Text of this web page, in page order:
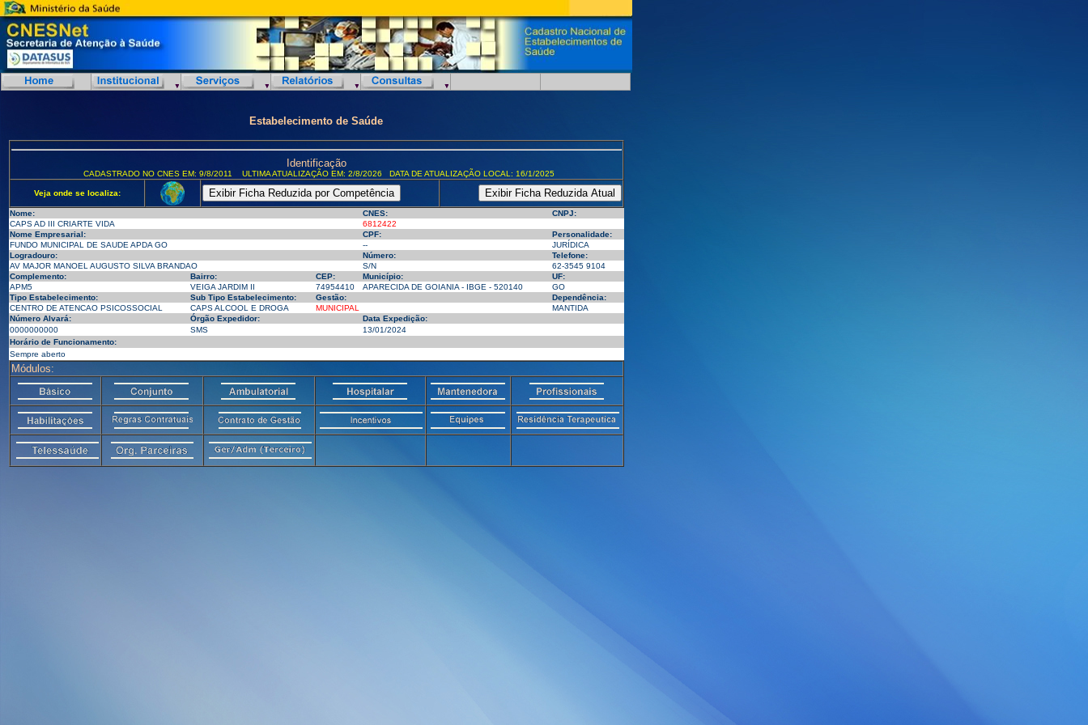
Estabelecimento de Saúde
Identificação
CADASTRADO NO CNES EM: 9/8/2011 ULTIMA ATUALIZAÇÃO EM: 2/8/2026 DATA DE ATUALIZAÇÃO LOCAL: 16/1/2025
Veja onde se localiza:
Nome: CNES:
CNPJ:
CAPS AD III CRIARTE VIDA
6812422
Nome Empresarial:
CPF:
Personalidade:
FUNDO MUNICIPAL DE SAUDE APDA GO
--
JURÍDICA
Logradouro:
Número:
Telefone:
AV MAJOR MANOEL AUGUSTO SILVA BRANDAO
S/N
62-3545 9104
Complemento:
Bairro: CEP: Município:
UF:
APM5
VEIGA JARDIM II 74954410 APARECIDA DE GOIANIA - IBGE - 520140
GO
Tipo Estabelecimento:
Sub Tipo Estabelecimento: Gestão:
Dependência:
CENTRO DE ATENCAO PSICOSSOCIAL
CAPS ALCOOL E DROGA MUNICIPAL
MANTIDA
Número Alvará:
Órgão Expedidor:
Data Expedição:
0000000000
SMS
13/01/2024
Horário de Funcionamento:
Sempre aberto
Módulos: